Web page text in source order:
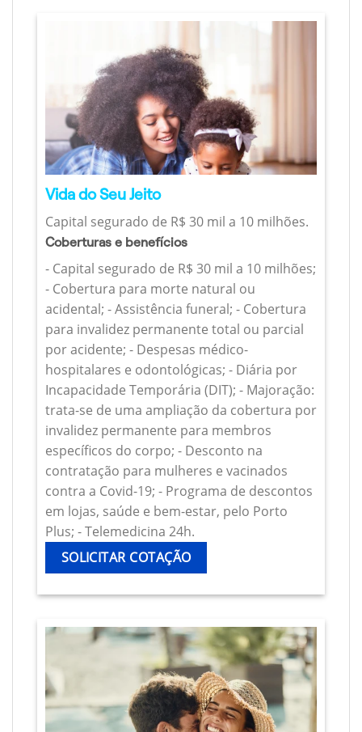
Vida do Seu Jeito
Capital segurado de R$ 30 mil a 10 milhões.
Coberturas e benefícios
- Capital segurado de R$ 30 mil a 10 milhões;
- Cobertura para morte natural ou
acidental; - Assistência funeral; - Cobertura
para invalidez permanente total ou parcial
por acidente; - Despesas médico-
hospitalares e odontológicas; - Diária por
Incapacidade Temporária (DIT); - Majoração:
trata-se de uma ampliação da cobertura por
invalidez permanente para membros
específicos do corpo; - Desconto na
contratação para mulheres e vacinados
contra a Covid-19; - Programa de descontos
em lojas, saúde e bem-estar, pelo Porto
Plus; - Telemedicina 24h.
SOLICITAR COTAÇÃO